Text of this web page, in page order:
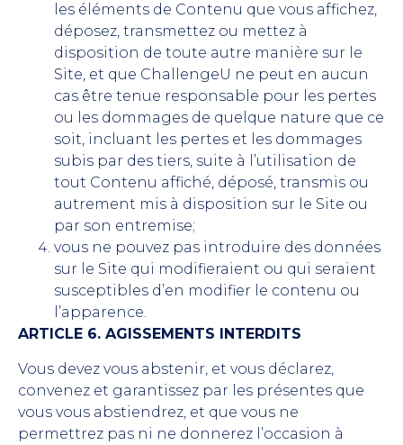
les éléments de Contenu que vous affichez,
déposez, transmettez ou mettez à
disposition de toute autre manière sur le
Site, et que ChallengeU ne peut en aucun
cas être tenue responsable pour les pertes
ou les dommages de quelque nature que ce
soit, incluant les pertes et les dommages
subis par des tiers, suite à l’utilisation de
tout Contenu affiché, déposé, transmis ou
autrement mis à disposition sur le Site ou
par son entremise;
vous ne pouvez pas introduire des données
sur le Site qui modifieraient ou qui seraient
susceptibles d’en modifier le contenu ou
l’apparence.
ARTICLE 6. AGISSEMENTS INTERDITS
Vous devez vous abstenir, et vous déclarez,
convenez et garantissez par les présentes que
vous vous abstiendrez, et que vous ne
permettrez pas ni ne donnerez l’occasion à